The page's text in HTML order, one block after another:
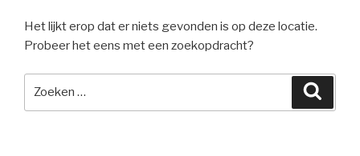
Het lijkt erop dat er niets gevonden is op deze locatie.
Probeer het eens met een zoekopdracht?